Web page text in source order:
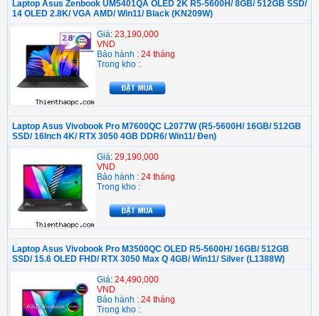
Laptop Asus Zenbook UM5401QA OLED 2K R5-5600H/ 8GB/ 512GB SSD/
14 OLED 2.8K/ VGA AMD/ Win11/ Black (KN209W)
Giá: 23,190,000
VND
Bảo hành : 24 tháng
Trong kho :
Laptop Asus Vivobook Pro M7600QC L2077W (R5-5600H/ 16GB/ 512GB
SSD/ 16Inch 4K/ RTX 3050 4GB DDR6/ Win11/ Đen)
Giá: 29,190,000
VND
Bảo hành : 24 tháng
Trong kho :
Laptop Asus Vivobook Pro M3500QC OLED R5-5600H/ 16GB/ 512GB
SSD/ 15.6 OLED FHD/ RTX 3050 Max Q 4GB/ Win11/ Silver (L1388W)
Giá: 24,490,000
VND
Bảo hành : 24 tháng
Trong kho :